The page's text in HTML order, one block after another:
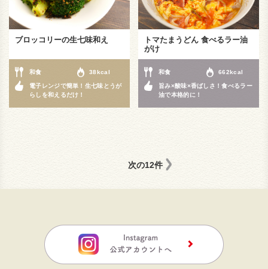
ブロッコリーの生七味和え
和食 38kcal
電子レンジで簡単！生七味とうが
らしを和えるだけ！
トマたまうどん 食べるラー油
がけ
和食 662kcal
旨み×酸味×香ばしさ！食べるラー
油で本格的に！
次の12件